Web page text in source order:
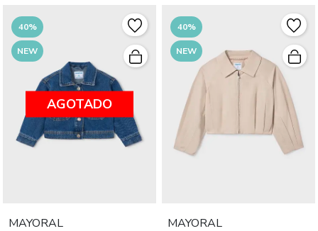
40%
NEW
AGOTADO
MAYORAL
40%
NEW
MAYORAL